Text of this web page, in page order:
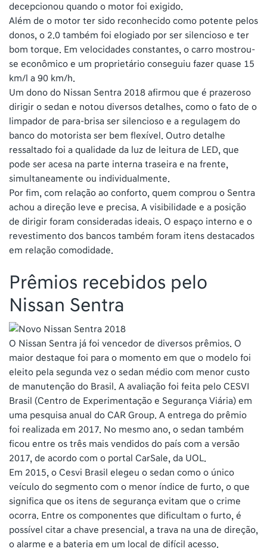
decepcionou quando o motor foi exigido.
Além de o motor ter sido reconhecido como potente pelos
donos, o 2.0 também foi elogiado por ser silencioso e ter
bom torque. Em velocidades constantes, o carro mostrou-
se econômico e um proprietário conseguiu fazer quase 15
km/l a 90 km/h.
Um dono do Nissan Sentra 2018 afirmou que é prazeroso
dirigir o sedan e notou diversos detalhes, como o fato de o
limpador de para-brisa ser silencioso e a regulagem do
banco do motorista ser bem flexível. Outro detalhe
ressaltado foi a qualidade da luz de leitura de LED, que
pode ser acesa na parte interna traseira e na frente,
simultaneamente ou individualmente.
Por fim, com relação ao conforto, quem comprou o Sentra
achou a direção leve e precisa. A visibilidade e a posição
de dirigir foram consideradas ideais. O espaço interno e o
revestimento dos bancos também foram itens destacados
em relação comodidade.
Prêmios recebidos pelo
Nissan Sentra
O Nissan Sentra já foi vencedor de diversos prêmios. O
maior destaque foi para o momento em que o modelo foi
eleito pela segunda vez o sedan médio com menor custo
de manutenção do Brasil. A avaliação foi feita pelo CESVI
Brasil (Centro de Experimentação e Segurança Viária) em
uma pesquisa anual do CAR Group. A entrega do prêmio
foi realizada em 2017. No mesmo ano, o sedan também
ficou entre os três mais vendidos do país com a versão
2017, de acordo com o portal CarSale, da UOL.
Em 2015, o Cesvi Brasil elegeu o sedan como o único
veículo do segmento com o menor índice de furto, o que
significa que os itens de segurança evitam que o crime
ocorra. Entre os componentes que dificultam o furto, é
possível citar a chave presencial, a trava na una de direção,
o alarme e a bateria em um local de difícil acesso.